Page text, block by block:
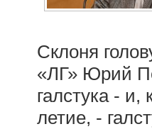
Склоня
«ЛГ» Юрий
галстука -
летие, -